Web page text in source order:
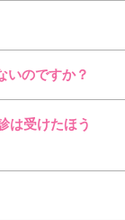
いのですか？
は受けたほう